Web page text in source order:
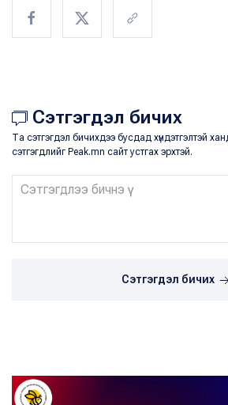
Сэтгэгдэл бичих
Та сэтгэгдэл бичихдээ бусдад хүндэтгэлтэй
сэтгэгдлийг Peak.mn сайт устгах эрхтэй.
Сэтгэгдэл бичих